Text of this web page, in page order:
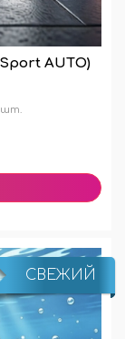
AUTО)
шт.
СВЕЖИЙ